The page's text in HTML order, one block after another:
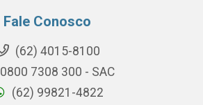
Fale Conosco
(62) 4015-8100
0800 7308 300 - SAC
(62) 99821-4822